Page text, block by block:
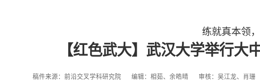
练就真本领
【红色武大】武汉大学举行
稿件来源：前沿交叉学科研究院 编辑：相茹、余皓晴 审核：吴江龙、肖珊